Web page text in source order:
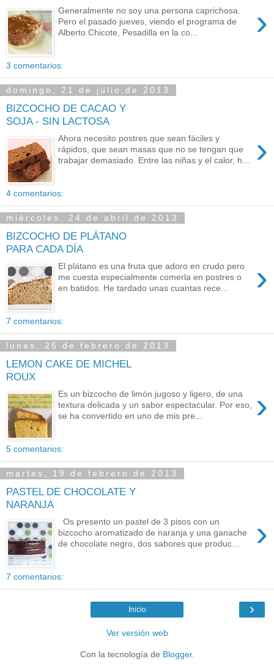
›
Generalmente no soy una persona caprichosa.
Pero el pasado jueves, viendo el programa de
Alberto Chicote, Pesadilla en la co...
3 comentarios:
domingo, 21 de julio de 2013
BIZCOCHO DE CACAO Y
SOJA - SIN LACTOSA
›
Ahora necesito postres que sean fáciles y
rápidos, que sean masas que no se tengan que
trabajar demasiado. Entre las niñas y el calor, h...
4 comentarios:
miércoles, 24 de abril de 2013
BIZCOCHO DE PLÁTANO
PARA CADA DÍA
›
El plátano es una fruta que adoro en crudo pero
me cuesta especialmente comerla en postres o
en batidos. He tardado unas cuantas rece...
7 comentarios:
lunes, 25 de febrero de 2013
LEMON CAKE DE MICHEL
ROUX
›
Es un bizcocho de limón jugoso y ligero, de una
textura delicada y un sabor espectacular. Por eso,
se ha convertido en uno de mis pre...
5 comentarios:
martes, 19 de febrero de 2013
PASTEL DE CHOCOLATE Y
NARANJA
›
Os presento un pastel de 3 pisos con un
bizcocho aromatizado de naranja y una ganache
de chocolate negro, dos sabores que produc...
7 comentarios:
›
Inicio
Ver versión web
Con la tecnología de Blogger.